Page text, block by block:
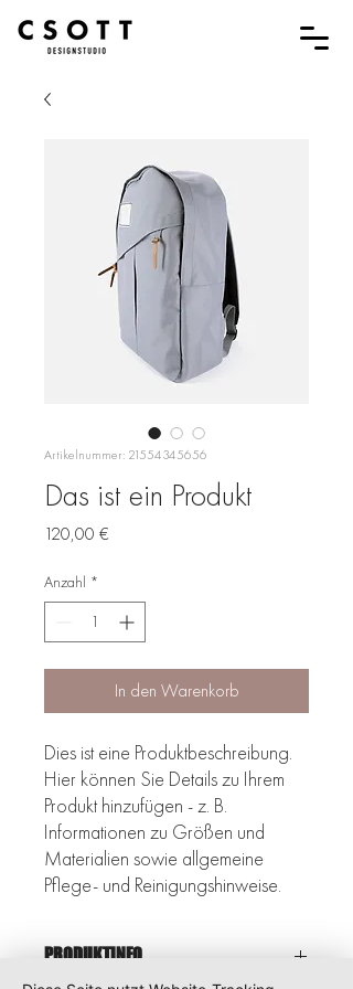
Artikelnummer: 21554345656
Das ist ein Produkt
120,00 €
Anzahl *
In den Warenkorb
Dies ist eine Produktbeschreibung.
Hier können Sie Details zu Ihrem
Produkt hinzufügen - z. B.
Informationen zu Größen und
Materialien sowie allgemeine
Pflege- und Reinigungshinweise.
PRODUKTINFO